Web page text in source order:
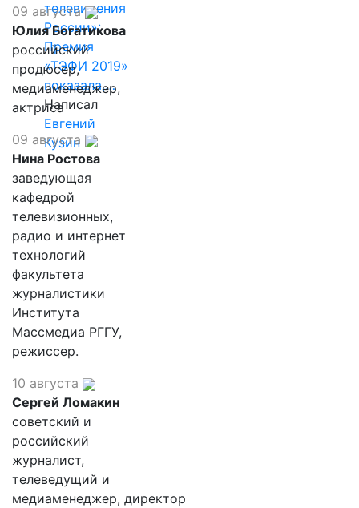
телевидения
России»:
Премия
«ТЭФИ 2019»
показала,…
Написал
Евгений
Кузин
09 августа
Юлия Богатикова
российский
продюсер,
медиаменеджер,
актриса
09 августа
Нина Ростова
заведующая
кафедрой
телевизионных,
радио и интернет
технологий
факультета
журналистики
Института
Массмедиа РГГУ,
режиссер.
10 августа
Сергей Ломакин
советский и
российский
журналист,
телеведущий и
медиаменеджер, директор